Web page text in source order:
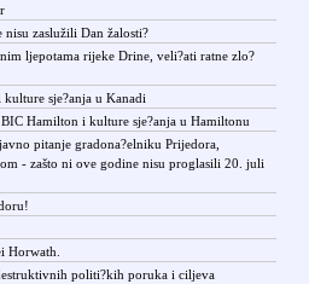
zaslužili Dan žalosti?
ljepotama rijeke Drine, veli?ati ratne zlo?
sje?anja u Kanadi
Hamilton i kulture sje?anja u Hamiltonu
pitanje gradona?elniku Prijedora,
- zašto ni ove godine nisu proglasili 20. juli
Horwath.
politi?kih poruka i ciljeva